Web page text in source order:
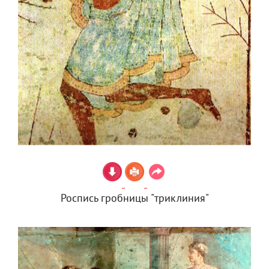
Роспись гробницы "триклиния"